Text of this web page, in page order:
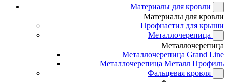
Материалы для кровли
Материалы для кровли
Профнастил для крыши
Металлочерепица
Металлочерепица
Металлочерепица Grand Line
Металлочерепица Металл Профиль
Фальцевая кровля